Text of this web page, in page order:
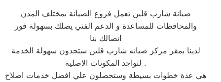
صيانة شارب قلين تعمل فروع الصيانة بمختلف المدن
والمحافظات للمساعدة و الدعم الفني يصلك بسهولة فور
اتصالك بنا
لدينا بمقر مركز صيانه شارب قلين ستجدون سهولة الخدمة
لتواجد المكونات الاصلية .
هي عدة خطوات بسيطة وستحصلون علي افضل خدمات اصلاح